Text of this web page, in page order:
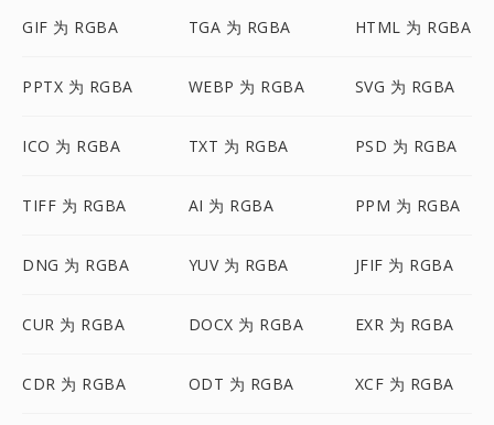
GIF 为 RGBA TGA 为 RGBA HTML 为 RGBA
PPTX 为 RGBA WEBP 为 RGBA SVG 为 RGBA
ICO 为 RGBA TXT 为 RGBA PSD 为 RGBA
TIFF 为 RGBA AI 为 RGBA PPM 为 RGBA
DNG 为 RGBA YUV 为 RGBA JFIF 为 RGBA
CUR 为 RGBA DOCX 为 RGBA EXR 为 RGBA
CDR 为 RGBA ODT 为 RGBA XCF 为 RGBA